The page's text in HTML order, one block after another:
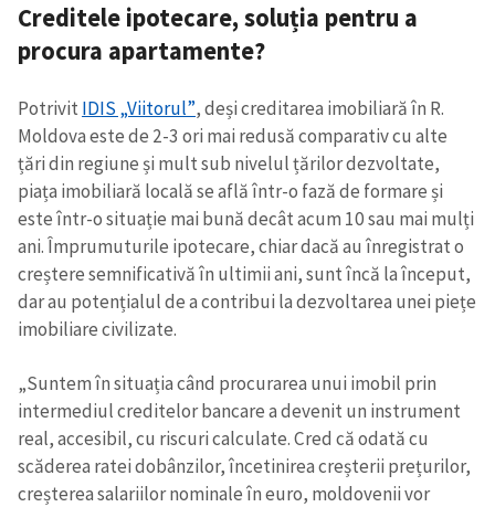
Creditele ipotecare, soluția pentru a
procura apartamente?
Potrivit IDIS „Viitorul”, deși creditarea imobiliară în R.
Moldova este de 2-3 ori mai redusă comparativ cu alte
țări din regiune și mult sub nivelul țărilor dezvoltate,
piața imobiliară locală se află într-o fază de formare și
este într-o situație mai bună decât acum 10 sau mai mulți
ani. Împrumuturile ipotecare, chiar dacă au înregistrat o
creștere semnificativă în ultimii ani, sunt încă la început,
dar au potențialul de a contribui la dezvoltarea unei piețe
imobiliare civilizate.
„Suntem în situația când procurarea unui imobil prin
intermediul creditelor bancare a devenit un instrument
real, accesibil, cu riscuri calculate. Cred că odată cu
scăderea ratei dobânzilor, încetinirea creșterii prețurilor,
creșterea salariilor nominale în euro, moldovenii vor
ȘTIREA MEA
Titlu știre
+ Adaugă titlu